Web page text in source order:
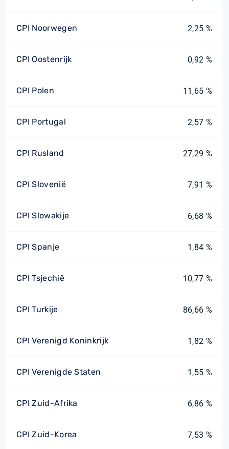
CPI Noorwegen 2,25 %
CPI Oostenrijk 0,92 %
CPI Polen 11,65 %
CPI Portugal 2,57 %
CPI Rusland 27,29 %
CPI Slovenië 7,91 %
CPI Slowakije 6,68 %
CPI Spanje 1,84 %
CPI Tsjechië 10,77 %
CPI Turkije 86,66 %
CPI Verenigd Koninkrijk 1,82 %
CPI Verenigde Staten 1,55 %
CPI Zuid-Afrika 6,86 %
CPI Zuid-Korea 7,53 %